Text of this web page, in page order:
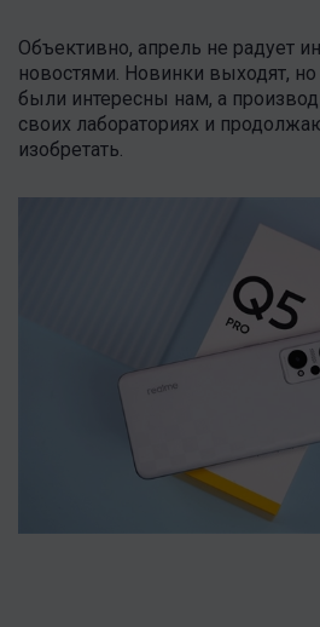
Объективно, апрель не радует
новостями. Новинки выходят,
были интересны нам, а
своих лабораториях и
изобретать.